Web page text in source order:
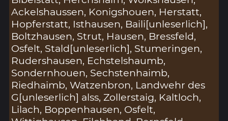
Ackelshaussen, Konigshouen, Herstatt,
Hopferstatt, Isthausen, Baili[unleserlich],
Boltzhausen, Strut, Hausen, Bressfeld,
Osfelt, Stald[unleserlich], Stumeringen,
Rudershausen, Echstelshaumb,
Sondernhouen, Sechstenhaimb,
Riedhaimb, Watzenbron, Landwehr des
G[unleserlich] alss, Zollerstaig, Kaltloch,
Lilach, Boppenhausen, Osfelt,